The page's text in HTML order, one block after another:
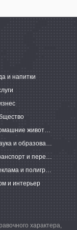
и напитки
Домашние животные
Наука и образование
Транспорт и перевозки
Реклама и полиграфия
и интерьер
характера,